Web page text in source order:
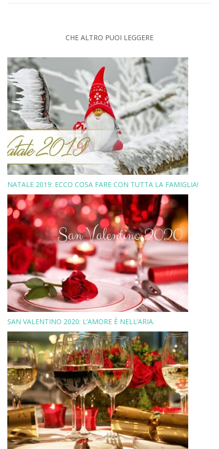
CHE ALTRO PUOI LEGGERE
NATALE 2019: ECCO COSA FARE CON TUTTA LA FAMIGLIA!
SAN VALENTINO 2020: L’AMORE È NELL’ARIA.